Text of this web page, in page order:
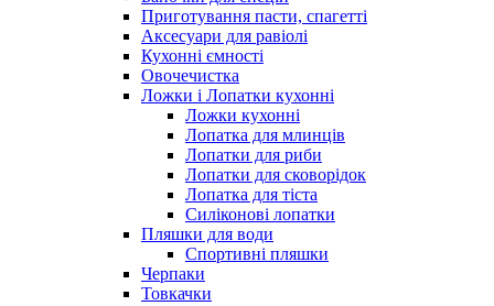
Приготування пасти, спагетті
Аксесуари для равіолі
Кухонні ємності
Овочечистка
Ложки і Лопатки кухонні
Ложки кухонні
Лопатка для млинців
Лопатки для риби
Лопатки для сковорідок
Лопатка для тіста
Силіконові лопатки
Пляшки для води
Спортивні пляшки
Черпаки
Товкачки